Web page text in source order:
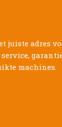
juiste adres
machines.